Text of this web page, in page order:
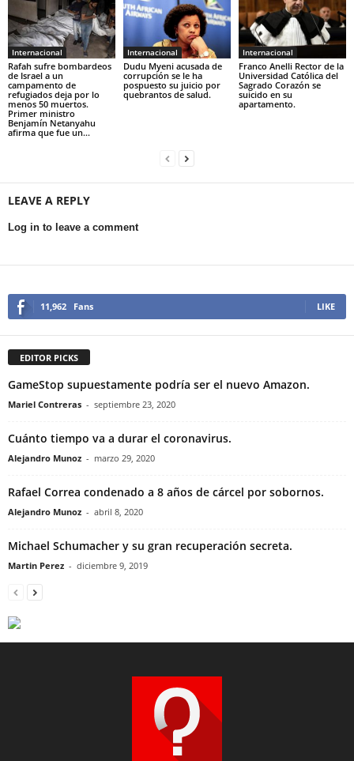
Internacional
Rafah sufre bombardeos
de Israel a un
campamento de
refugiados deja por lo
menos 50 muertos.
Primer ministro
Benjamín Netanyahu
afirma que fue un...
Internacional
Dudu Myeni acusada de
corrupción se le ha
pospuesto su juicio por
quebrantos de salud.
Internacional
Franco Anelli Rector de la
Universidad Católica del
Sagrado Corazón se
suicido en su
apartamento.
LEAVE A REPLY
Log in to leave a comment
11,962 Fans LIKE
EDITOR PICKS
GameStop supuestamente podría ser el nuevo Amazon.
Mariel Contreras - septiembre 23, 2020
Cuánto tiempo va a durar el coronavirus.
Alejandro Munoz - marzo 29, 2020
Rafael Correa condenado a 8 años de cárcel por sobornos.
Alejandro Munoz - abril 8, 2020
Michael Schumacher y su gran recuperación secreta.
Martin Perez - diciembre 9, 2019